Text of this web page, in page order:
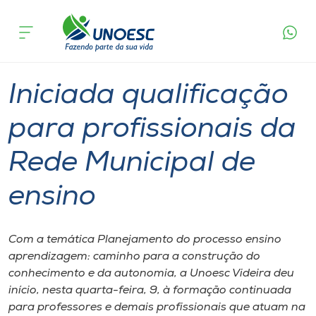
Cursos
Atendimento ao Estudante
Portal de Ensino
A
Unoesc
Internacionalização
acontece
Iniciada qualificação
para profissionais da
Rede Municipal de
ensino
Com a temática Planejamento do processo ensino
aprendizagem: caminho para a construção do
conhecimento e da autonomia, a Unoesc Videira deu
início, nesta quarta-feira, 9, à formação continuada
para professores e demais profissionais que atuam na